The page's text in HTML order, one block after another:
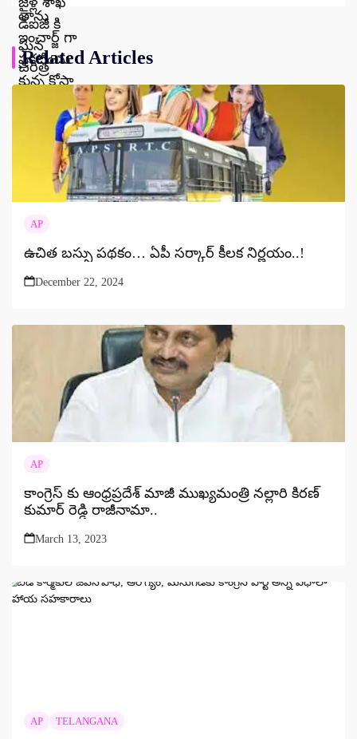
Related Articles
AP
ఉచిత బస్సు ప‌థ‌కం… ఏపీ స‌ర్కార్ కీల‌క నిర్ణ‌యం..!
December 22, 2024
AP
కాంగ్రెస్ కు ఆంధ్రప్రదేశ్ మాజీ ముఖ్యమంత్రి నల్లారి కిరణ్
కుమార్ రెడ్డి రాజీనామా..
March 13, 2023
AP TELANGANA